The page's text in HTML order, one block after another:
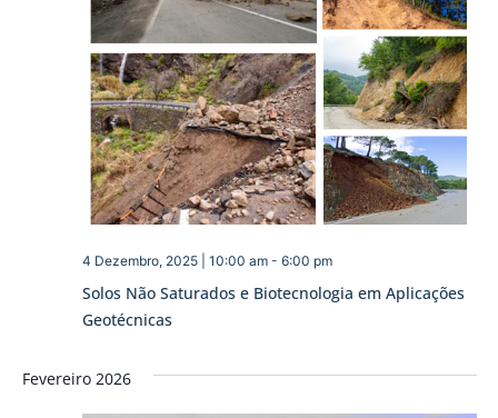
Solos Não Saturados e Biotecnologia em Aplicações
Geotécnicas
4 Dezembro, 2025 | 10:00 am- 6:00 pm
Fevereiro 2026